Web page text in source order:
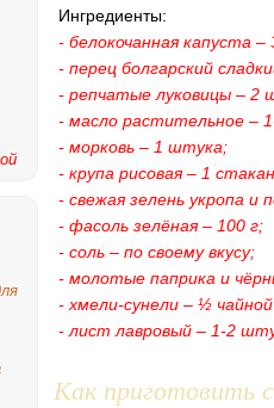
Ингредиенты:
- белокочанная капуста –
- перец болгарский
- репчатые луковицы – 2
- масло растительное –
- морковь – 1 штука;
- крупа рисовая – 1
- свежая зелень укропа
- фасоль зелёная – 100 г;
- соль – по своему вкусу;
- молотые паприка и
- хмели-сунели – ½
- лист лавровый – 1-2
Как приготовить